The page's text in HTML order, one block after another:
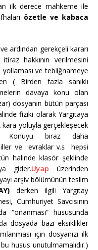
ilk derece mahkeme ile
özetle ve kabaca
ardından gerekçeli kararı
hakkının verilmesini
ve tebliğnameye
( Birden fazla sanıklı
davaya konu olan
dosyanın bütün parçası
fiziki olarak Yargıtaya
yoluyla gerçekleşecek
biraz daha
ve evraklar v.s hepsi
halinde klasör şeklinde
gider.Uyapüzerinden
arşiv bölümünün teslim
derken ilgili Yargıtay
Cumhuriyet Savcısının
“onanması” hususunda
dosyada bazı eksiklikler
için dosyanızı ilk
husus unutulmamalıdır.)